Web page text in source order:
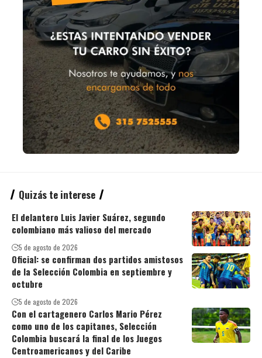
Quizás te interese
El delantero Luis Javier Suárez, segundo
colombiano más valioso del mercado
5 de agosto de 2026
Oficial: se confirman dos partidos amistosos
de la Selección Colombia en septiembre y
octubre
5 de agosto de 2026
Con el cartagenero Carlos Mario Pérez
como uno de los capitanes, Selección
Colombia buscará la final de los Juegos
Centroamericanos y del Caribe